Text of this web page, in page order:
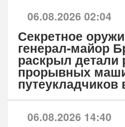
06.08.2026 02:04
Секретное
генерал-майор
раскрыл детали
прорывных
06.08.2026 14:40